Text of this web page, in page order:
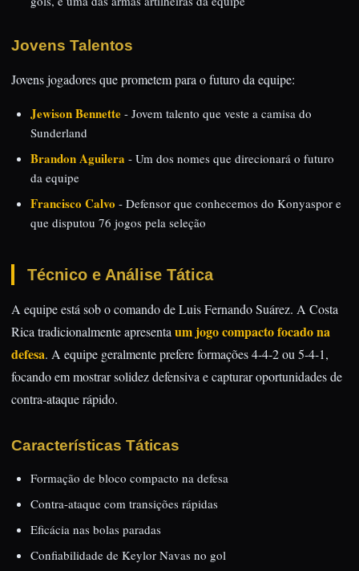
Jovens Talentos
Jovens jogadores que prometem para o futuro da equipe:
Jewison Bennette - Jovem talento que veste a camisa do
Sunderland
Brandon Aguilera - Um dos nomes que direcionará o futuro
da equipe
Francisco Calvo - Defensor que conhecemos do Konyaspor e
que disputou 76 jogos pela seleção
Técnico e Análise Tática
A equipe está sob o comando de Luis Fernando Suárez. A Costa
Rica tradicionalmente apresenta um jogo compacto focado na
defesa. A equipe geralmente prefere formações 4-4-2 ou 5-4-1,
focando em mostrar solidez defensiva e capturar oportunidades de
contra-ataque rápido.
Características Táticas
Formação de bloco compacto na defesa
Contra-ataque com transições rápidas
Eficácia nas bolas paradas
Confiabilidade de Keylor Navas no gol